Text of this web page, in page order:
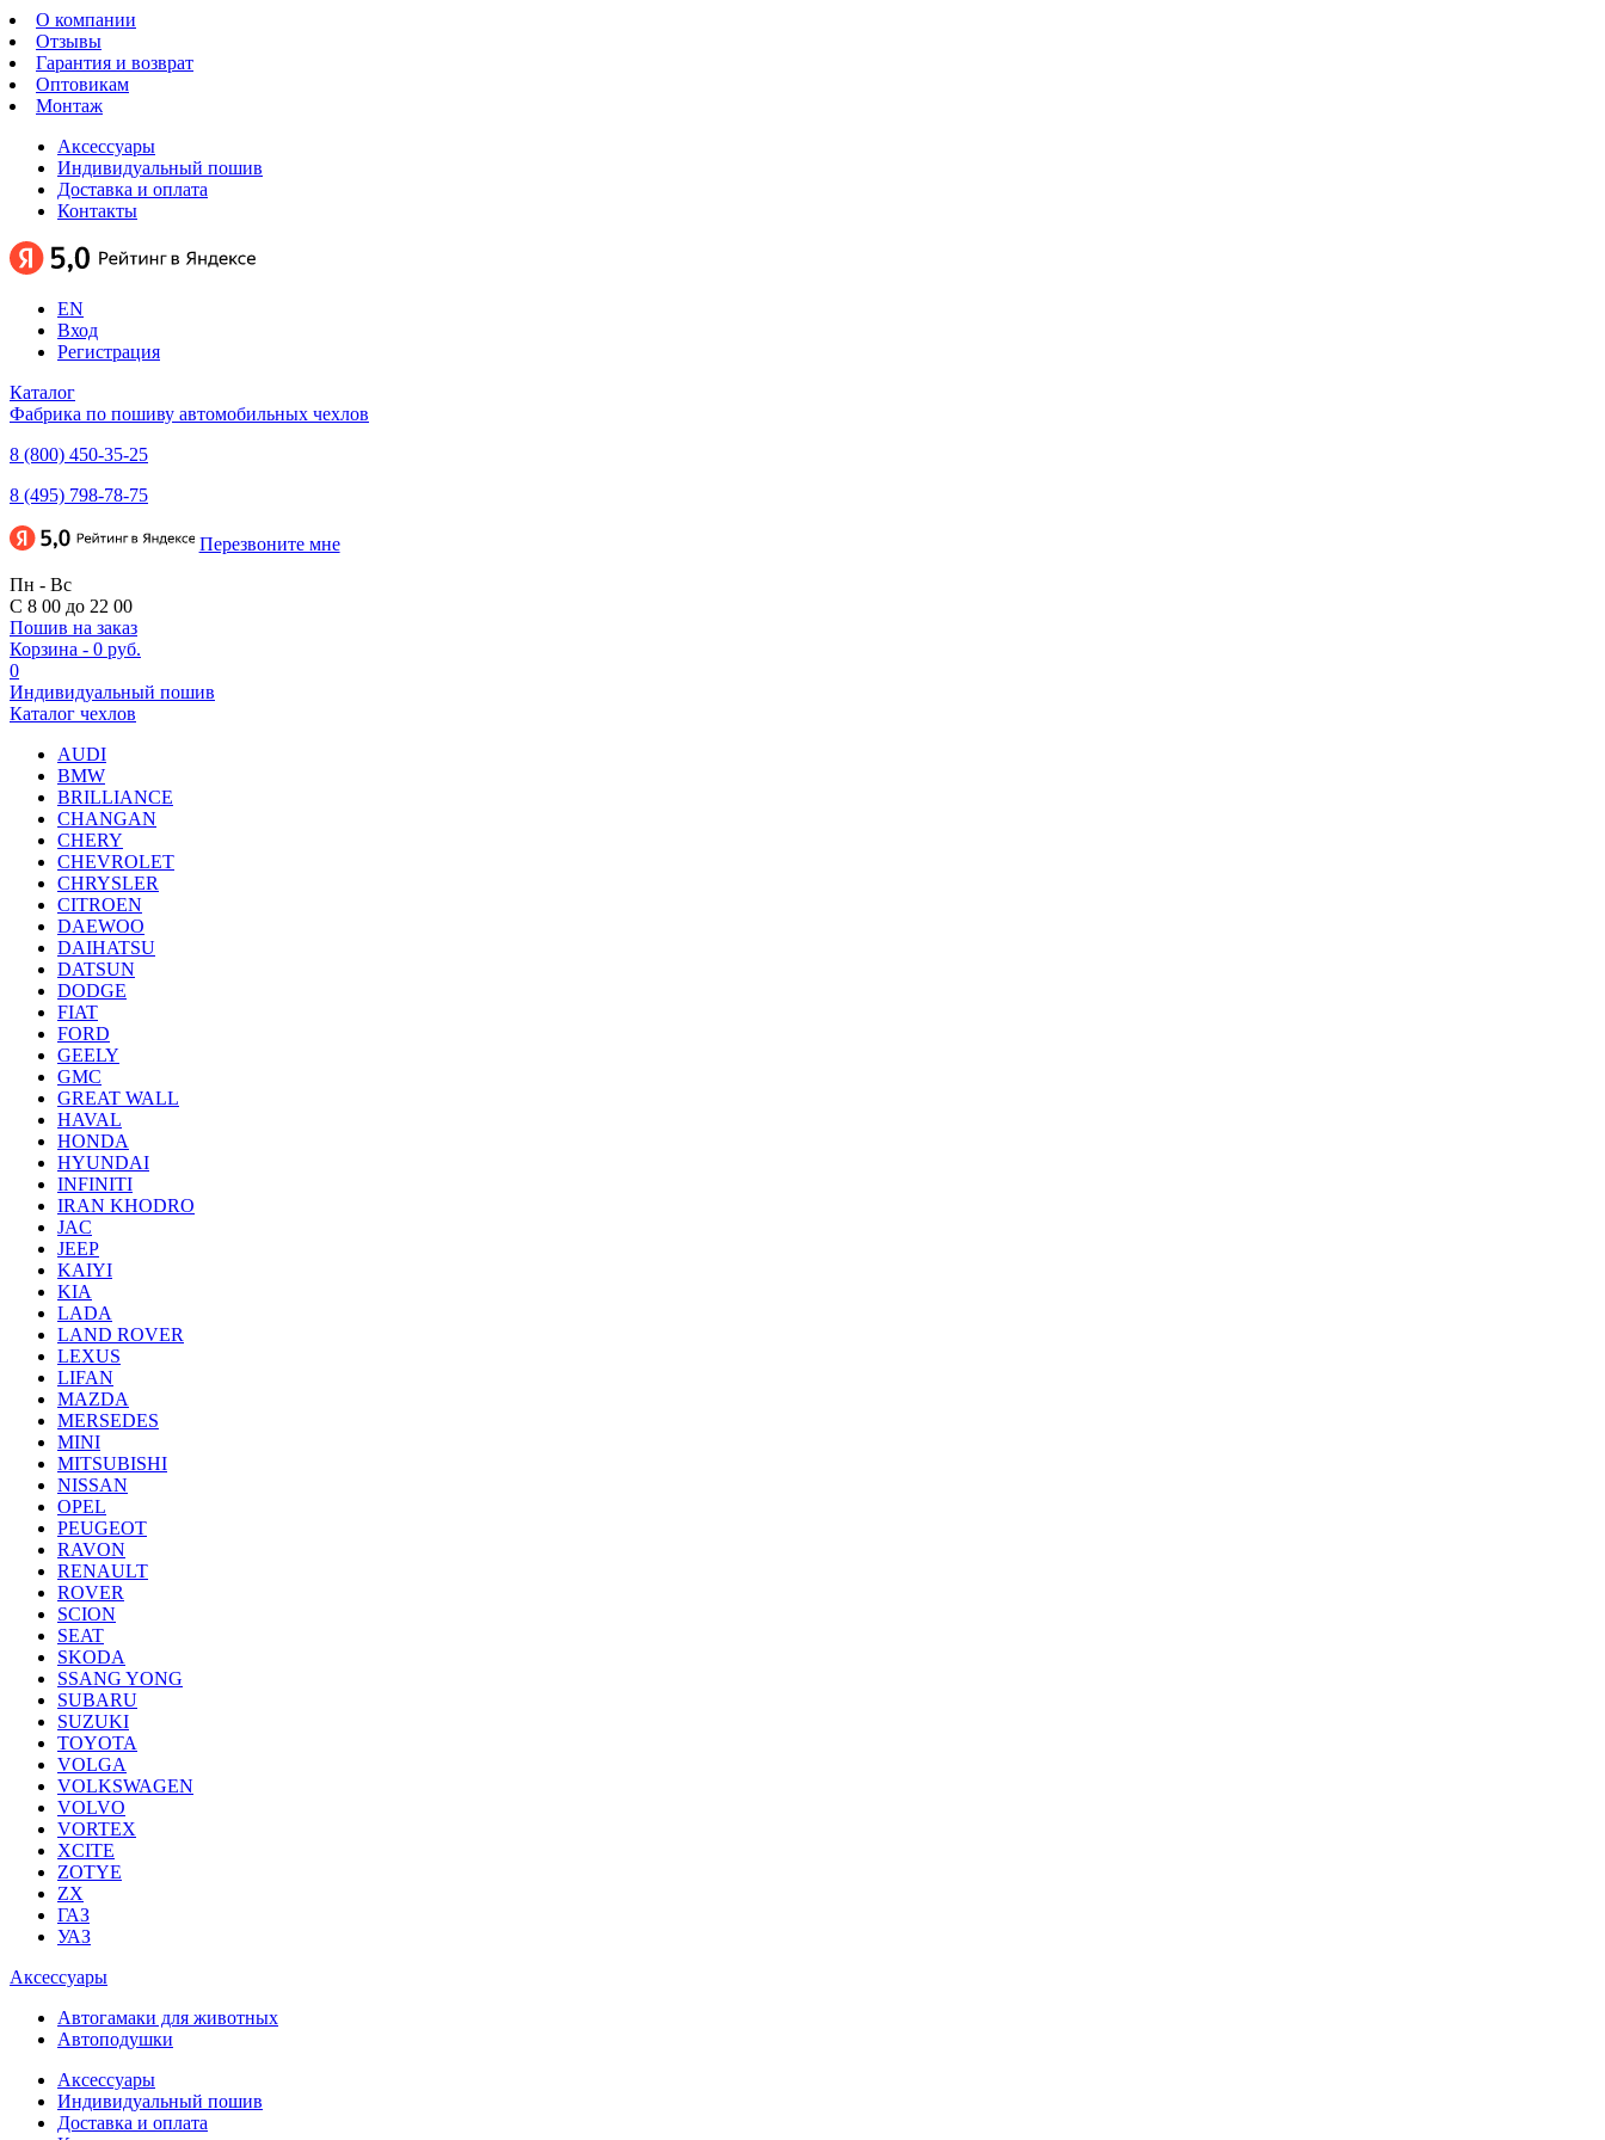
О компании
Отзывы
Гарантия и возврат
Оптовикам
Монтаж
Аксессуары
Индивидуальный пошив
Доставка и оплата
Контакты
EN
Вход
Регистрация
Каталог
Фабрика по пошиву автомобильных чехлов
8 (800) 450-35-25
8 (495) 798-78-75
Перезвоните мне
Пн - Вс
С 8 00 до 22 00
Пошив на заказ
Корзина - 0 руб.
0
Индивидуальный пошив
Каталог чехлов
AUDI
BMW
BRILLIANCE
CHANGAN
CHERY
CHEVROLET
CHRYSLER
CITROEN
DAEWOO
DAIHATSU
DATSUN
DODGE
FIAT
FORD
GEELY
GMC
GREAT WALL
HAVAL
HONDA
HYUNDAI
INFINITI
IRAN KHODRO
JAC
JEEP
KAIYI
KIA
LADA
LAND ROVER
LEXUS
LIFAN
MAZDA
MERSEDES
MINI
MITSUBISHI
NISSAN
OPEL
PEUGEOT
RAVON
RENAULT
ROVER
SCION
SEAT
SKODA
SSANG YONG
SUBARU
SUZUKI
TOYOTA
VOLGA
VOLKSWAGEN
VOLVO
VORTEX
XCITE
ZOTYE
ZX
ГАЗ
УАЗ
Аксессуары
Автогамаки для животных
Автоподушки
Аксессуары
Индивидуальный пошив
Доставка и оплата